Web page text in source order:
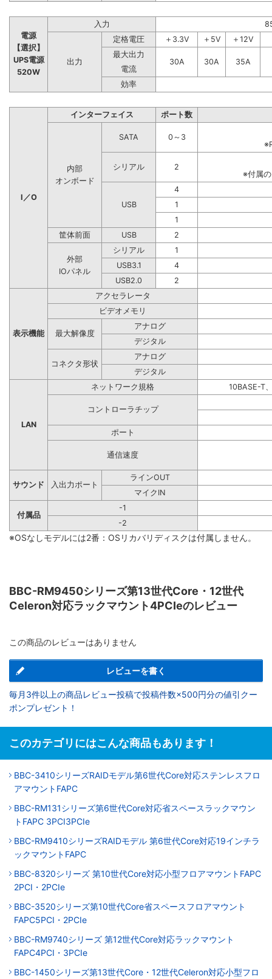
電源
【選択】
UPS電源
520W
入力
出力
定格電圧 ＋3.3V ＋5V
＋12V
最大出力
30A
30A
35A
電流
効率
I／O
インターフェイス ポート数
内部
オンボード
SATA
0～3
シリアル
2
※付属
USB
4
1
1
筐体前面
USB 2
外部
IOパネル
シリアル
1
USB3.1
4
USB2.0
2
表示機能
アクセラレータ
ビデオメモリ
最大解像度
アナログ
デジタル
コネクタ形状
アナログ
デジタル
LAN
ネットワーク規格 10BASE-T
コントローラチップ
ポート
通信速度
サウンド 入出力ポート
ラインOUT
マイクIN
付属品
-1
-2
※OSなしモデルには2番：OSリカバリディスクは付属しません。
BBC-RM9450シリーズ第13世代Core・12世代
Celeron対応ラックマウント4PCIeのレビュー
この商品のレビューはありません
レビューを書く
毎月3件以上の商品レビュー投稿で投稿件数×500円分の値引クー
ポンプレゼント！
このカテゴリにはこんな商品もあります！
BBC-3410シリーズRAIDモデル第6世代Core対応ステンレスフロ
アマウントFAPC
BBC-RM131シリーズ第6世代Core対応省スペースラックマウン
トFAPC 3PCI3PCIe
BBC-RM9410シリーズRAIDモデル 第6世代Core対応19インチラ
ックマウントFAPC
BBC-8320シリーズ 第10世代Core対応小型フロアマウントFAPC
2PCI・2PCIe
BBC-3520シリーズ第10世代Core省スペースフロアマウント
FAPC5PCI・2PCIe
BBC-RM9740シリーズ 第12世代Core対応ラックマウント
FAPC4PCI・3PCIe
BBC-1450シリーズ第13世代Core・12世代Celeron対応小型フロ